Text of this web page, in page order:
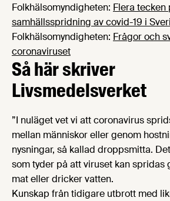
Folkhälsomyndigheten: Flera tecken
samhällsspridning av covid-19 i
Folkhälsomyndigheten: Frågor och
coronaviruset
Så här skriver
Livsmedelsverket
”I nuläget vet vi att coronavirus
mellan människor eller genom
nysningar, så kallad droppsmitta.
som tyder på att viruset kan spridas
mat eller dricker vatten.
Kunskap från tidigare utbrott med